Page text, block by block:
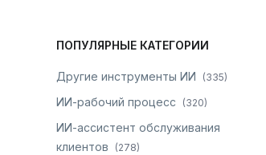
ПОПУЛЯРНЫЕ КАТЕГОРИИ
Другие инструменты ИИ (335)
ИИ-рабочий процесс (320)
ИИ-ассистент обслуживания
клиентов
(278)